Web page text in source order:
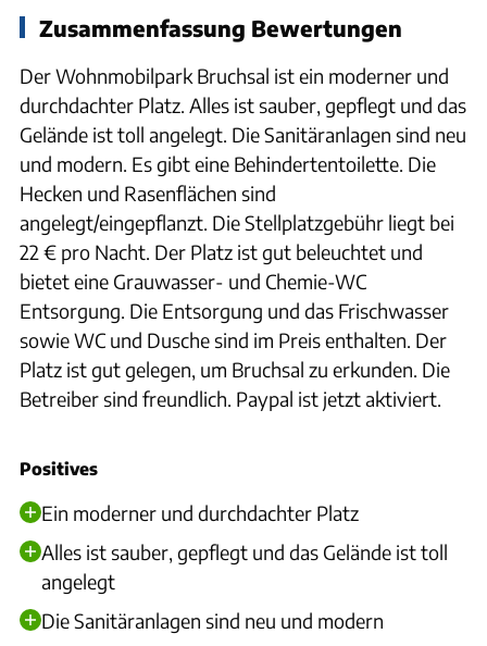
Zusammenfassung Bewertungen
Der Wohnmobilpark Bruchsal ist ein moderner und
durchdachter Platz. Alles ist sauber, gepflegt und das
Gelände ist toll angelegt. Die Sanitäranlagen sind neu
und modern. Es gibt eine Behindertentoilette. Die
Hecken und Rasenflächen sind
angelegt/eingepflanzt. Die Stellplatzgebühr liegt bei
22 € pro Nacht. Der Platz ist gut beleuchtet und
bietet eine Grauwasser- und Chemie-WC
Entsorgung. Die Entsorgung und das Frischwasser
sowie WC und Dusche sind im Preis enthalten. Der
Platz ist gut gelegen, um Bruchsal zu erkunden. Die
Betreiber sind freundlich. Paypal ist jetzt aktiviert.
Positives
Ein moderner und durchdachter Platz
Alles ist sauber, gepflegt und das Gelände ist toll
angelegt
Die Sanitäranlagen sind neu und modern